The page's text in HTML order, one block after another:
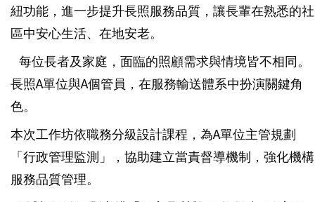
紐功能，進一步提升長照服務品質，讓長輩在熟悉的社
區中安心生活、在地安老。
每位長者及家庭，面臨的照顧需求與情境皆不相同。
長照A單位與A個管員，在服務輸送體系中扮演關鍵角
色。
本次工作坊依職務分級設計課程，為A單位主管規劃
「行政管理監測」，協助建立當責督導機制，強化機構
服務品質管理。